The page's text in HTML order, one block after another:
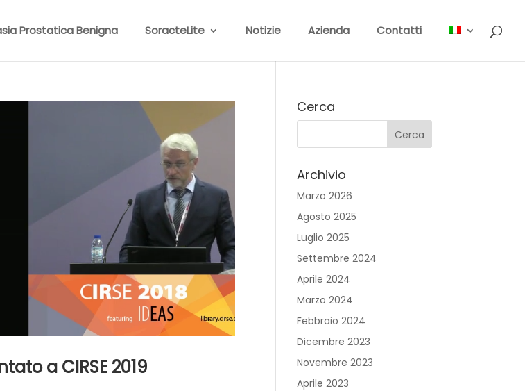
Prostatica Benigna SoracteLite Notizie Azienda Contatti
a CIRSE 2019
Cerca
Archivio
Marzo 2026
Agosto 2025
Luglio 2025
Settembre 2024
Aprile 2024
Marzo 2024
Febbraio 2024
Dicembre 2023
Novembre 2023
Aprile 2023